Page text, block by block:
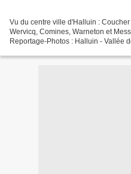
Vu du centre ville d'Halluin :
Wervicq, Comines, Warneton et Messines B. le 24 Février
Reportage-Photos : Halluin - Vallée